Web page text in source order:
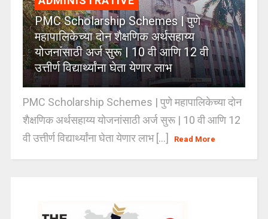
PMC Scholarship Schemes | पुणे
महापालिकेच्या दोन शैक्षणिक अर्थसहाय्य
योजनांसाठी अर्ज सुरू | 10 वी आणि 12 वी
उत्तीर्ण विद्यार्थ्यांना घेता येणार लाभ
PMC Scholarship Schemes | पुणे महापालिकेच्या दोन
शैक्षणिक अर्थसहाय्य योजनांसाठी अर्ज सुरू | 10 वी आणि 12
वी उत्तीर्ण विद्यार्थ्यांना घेता येणार लाभ [...]
Read More